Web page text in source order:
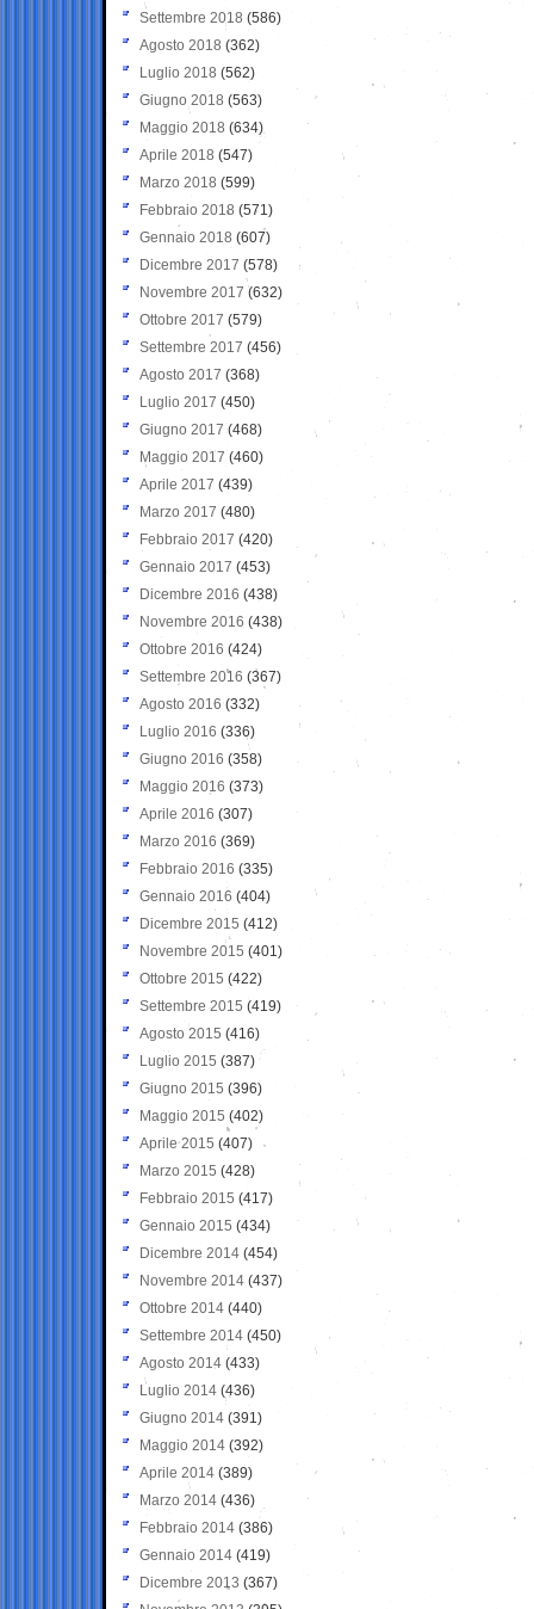
Settembre 2018 (586)
Agosto 2018 (362)
Luglio 2018 (562)
Giugno 2018 (563)
Maggio 2018 (634)
Aprile 2018 (547)
Marzo 2018 (599)
Febbraio 2018 (571)
Gennaio 2018 (607)
Dicembre 2017 (578)
Novembre 2017 (632)
Ottobre 2017 (579)
Settembre 2017 (456)
Agosto 2017 (368)
Luglio 2017 (450)
Giugno 2017 (468)
Maggio 2017 (460)
Aprile 2017 (439)
Marzo 2017 (480)
Febbraio 2017 (420)
Gennaio 2017 (453)
Dicembre 2016 (438)
Novembre 2016 (438)
Ottobre 2016 (424)
Settembre 2016 (367)
Agosto 2016 (332)
Luglio 2016 (336)
Giugno 2016 (358)
Maggio 2016 (373)
Aprile 2016 (307)
Marzo 2016 (369)
Febbraio 2016 (335)
Gennaio 2016 (404)
Dicembre 2015 (412)
Novembre 2015 (401)
Ottobre 2015 (422)
Settembre 2015 (419)
Agosto 2015 (416)
Luglio 2015 (387)
Giugno 2015 (396)
Maggio 2015 (402)
Aprile 2015 (407)
Marzo 2015 (428)
Febbraio 2015 (417)
Gennaio 2015 (434)
Dicembre 2014 (454)
Novembre 2014 (437)
Ottobre 2014 (440)
Settembre 2014 (450)
Agosto 2014 (433)
Luglio 2014 (436)
Giugno 2014 (391)
Maggio 2014 (392)
Aprile 2014 (389)
Marzo 2014 (436)
Febbraio 2014 (386)
Gennaio 2014 (419)
Dicembre 2013 (367)